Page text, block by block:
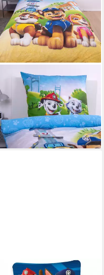
PAW PATROL
Kinderbettwäsche Paw Patrol,
Renforcé, 2 teilig,
Wendebettwäsche
ab 32,73 €
lieferbar - in 3-4 Werktagen bei dir
PAW PATROL